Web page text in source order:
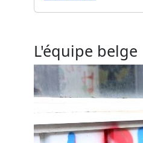
L'équipe belge